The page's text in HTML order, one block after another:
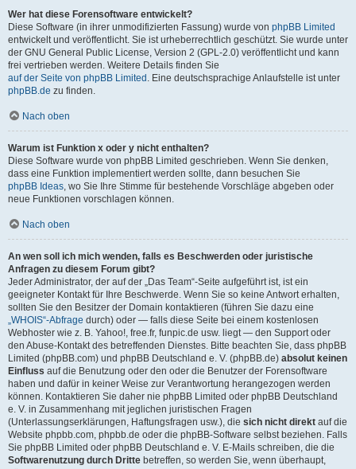
Wer hat diese Forensoftware entwickelt?
Diese Software (in ihrer unmodifizierten Fassung) wurde von phpBB Limited
entwickelt und veröffentlicht. Sie ist urheberrechtlich geschützt. Sie wurde unter
der GNU General Public License, Version 2 (GPL-2.0) veröffentlicht und kann
frei vertrieben werden. Weitere Details finden Sie
auf der Seite von phpBB Limited . Eine deutschsprachige Anlaufstelle ist unter
phpBB.de zu finden.
Nach oben
Warum ist Funktion x oder y nicht enthalten?
Diese Software wurde von phpBB Limited geschrieben. Wenn Sie denken,
dass eine Funktion implementiert werden sollte, dann besuchen Sie
phpBB Ideas, wo Sie Ihre Stimme für bestehende Vorschläge abgeben oder
neue Funktionen vorschlagen können.
Nach oben
An wen soll ich mich wenden, falls es Beschwerden oder juristische
Anfragen zu diesem Forum gibt?
Jeder Administrator, der auf der „Das Team“-Seite aufgeführt ist, ist ein
geeigneter Kontakt für Ihre Beschwerde. Wenn Sie so keine Antwort erhalten,
sollten Sie den Besitzer der Domain kontaktieren (führen Sie dazu eine
„WHOIS“-Abfrage durch) oder — falls diese Seite bei einem kostenlosen
Webhoster wie z. B. Yahoo!, free.fr, funpic.de usw. liegt — den Support oder
den Abuse-Kontakt des betreffenden Dienstes. Bitte beachten Sie, dass phpBB
Limited (phpBB.com) und phpBB Deutschland e. V. (phpBB.de) absolut keinen
Einfluss auf die Benutzung oder den oder die Benutzer der Forensoftware
haben und dafür in keiner Weise zur Verantwortung herangezogen werden
können. Kontaktieren Sie daher nie phpBB Limited oder phpBB Deutschland
e. V. in Zusammenhang mit jeglichen juristischen Fragen
(Unterlassungserklärungen, Haftungsfragen usw.), die sich nicht direkt auf die
Website phpbb.com, phpbb.de oder die phpBB-Software selbst beziehen. Falls
Sie phpBB Limited oder phpBB Deutschland e. V. E-Mails schreiben, die die
Softwarenutzung durch Dritte betreffen, so werden Sie, wenn überhaupt,